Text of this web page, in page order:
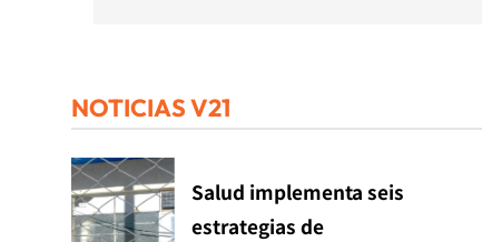
NOTICIAS V21
Salud implementa seis
estrategias de